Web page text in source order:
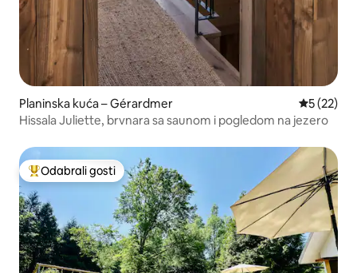
Planinska kuća – Gérardmer Prosječna
5 (22)
Hissala Juliette, brvnara sa saunom i pogledom na jezero
Među najviše rangiranima s oznakom „Odabrali gosti”
Odabrali gosti